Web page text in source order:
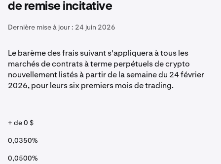
de remise incitative
Dernière mise à jour : 24 juin 2026
Le barème des frais suivant s'appliquera à tous les
marchés de contrats à terme perpétuels de crypto
nouvellement listés à partir de la semaine du 24 février
2026, pour leurs six premiers mois de trading.
+ de 0 $
0,0350%
0,0500%